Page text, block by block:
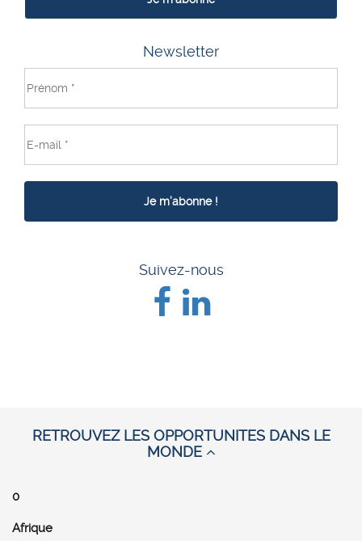
Newsletter
Suivez-nous
RETROUVEZ LES OPPORTUNITES DANS LE
MONDE
0
Afrique